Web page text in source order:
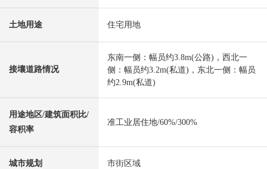
土地用途 住宅用地
接壤道路情况
东南一侧：幅员约3.8m(公路)，西北一
侧：幅员约3.2m(私道)，东北一侧：幅员
约2.9m(私道)
用途地区/建筑面积比/
容积率
准工业居住地/60%/300%
城市规划 市街区域